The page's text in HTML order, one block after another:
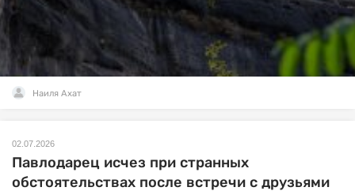
Наиля Ахат
02.07.2026
Павлодарец исчез при странных
обстоятельствах после встречи с друзьями